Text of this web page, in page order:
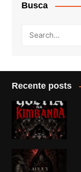
Busca
Recente posts